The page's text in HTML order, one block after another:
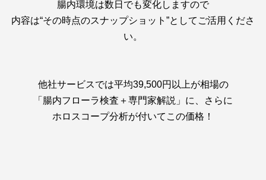
腸内環境は数日でも変化しますので
内容は“その時点のスナップショット”としてご活用くださ
い。
他社サービスでは平均39,500円以上が相場の
「腸内フローラ検査＋専門家解説」に、さらに
ホロスコープ分析が付いてこの価格！